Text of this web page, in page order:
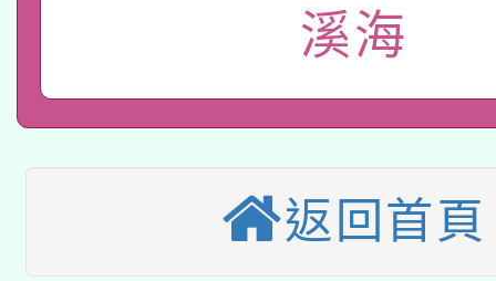
業技術研究院辦理「
用水績優單位及節水達
動」
115年8月22日(星期六
桃園市孔廟祈福系列
本校115學年度第2次
招甄選結果公告(無人
適應運動共學行動站研
本館辦理115年度閱讀
溪海
返回首頁